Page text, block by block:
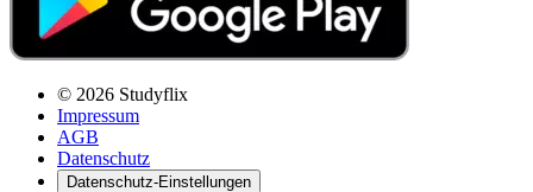
© 2026 Studyflix
Impressum
AGB
Datenschutz
Datenschutz-Einstellungen